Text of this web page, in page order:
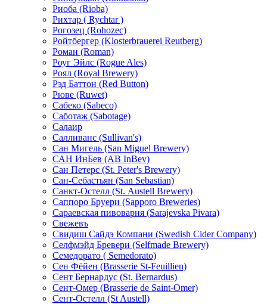
Риоба (Rioba)
Рихтар ( Rychtar )
Рогозец (Rohozec)
Ройтбергер (Klosterbrauerei Reutberg)
Роман (Roman)
Роуг Эйлс (Rogue Ales)
Роял (Royal Brewery)
Рэд Баттон (Red Button)
Рюве (Ruwet)
Сабеко (Sabeco)
Саботаж (Sabotage)
Салаир
Салливанс (Sullivan's)
Сан Мигель (San Miguel Brewery)
САН ИнБев (AB InBev)
Сан Петерс (St. Peter's Brewery)
Сан-Себастьян (San Sebastian)
Санкт-Остелл (St. Аustell Вrewery)
Саппоро Бруери (Sapporo Breweries)
Сараевская пивоварня (Sarajevska Pivara)
Свежевъ
Свидиш Сайдэ Компани (Swedish Cider Company)
Селфмэйд Бревери (Selfmade Brewery)
Семедорато ( Semedorato)
Сен Фёйен (Brasserie St-Feuillien)
Сент Бернардус (St. Bernardus)
Сент-Омер (Brasserie de Saint-Omer)
Сент-Остелл (St Austell)